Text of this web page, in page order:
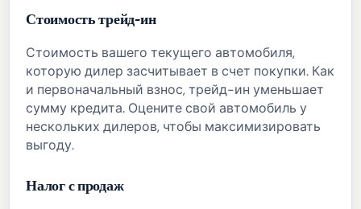
Стоимость трейд-ин
Стоимость вашего текущего автомобиля,
которую дилер засчитывает в счет покупки. Как
и первоначальный взнос, трейд-ин уменьшает
сумму кредита. Оцените свой автомобиль у
нескольких дилеров, чтобы максимизировать
выгоду.
Налог с продаж